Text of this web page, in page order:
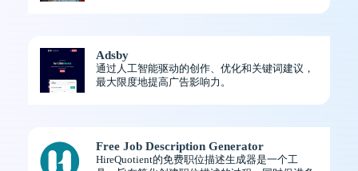
Adsby
通过人工智能驱动的创作、优化和关键词建议，
最大限度地提高广告影响力。
Free Job Description Generator
HireQuotient的免费职位描述生成器是一个工